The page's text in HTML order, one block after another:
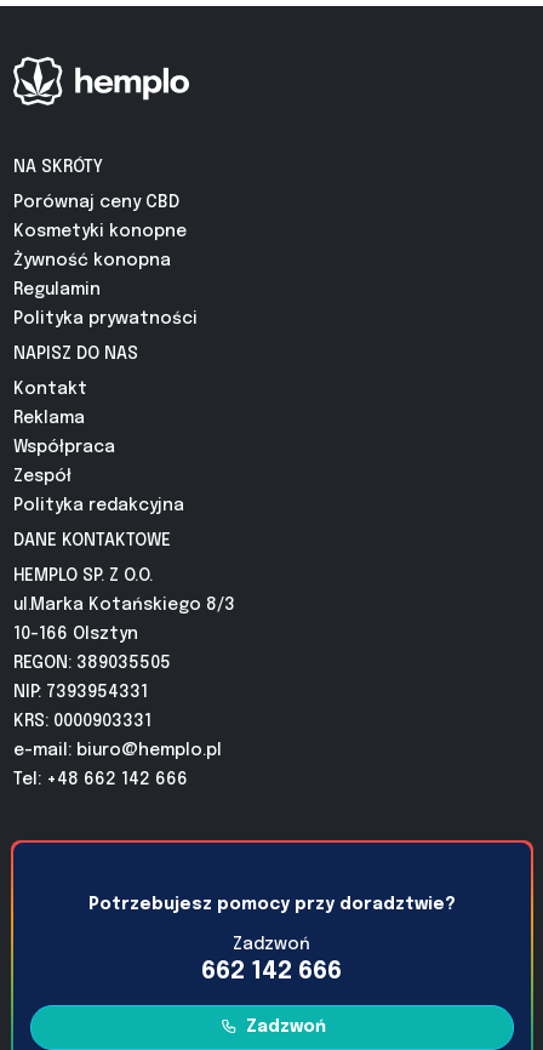
NA SKRÓTY
Porównaj ceny CBD
Kosmetyki konopne
Żywność konopna
Regulamin
Polityka prywatności
NAPISZ DO NAS
Kontakt
Reklama
Współpraca
Zespół
Polityka redakcyjna
DANE KONTAKTOWE
HEMPLO SP. Z O.O.
ul.Marka Kotańskiego 8/3
10-166 Olsztyn
REGON: 389035505
NIP: 7393954331
KRS: 0000903331
e-mail: biuro@hemplo.pl
Tel: +48 662 142 666
Potrzebujesz pomocy przy doradztwie?
Zadzwoń
662 142 666
Zadzwoń